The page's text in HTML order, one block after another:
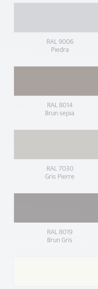
RAL 9006
Piedra
RAL 8014
Brun sepia
RAL 7030
Gris Pierre
RAL 8019
Brun Gris